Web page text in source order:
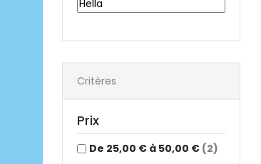
Critères
Prix
De 25,00 € à 50,00 € (2)